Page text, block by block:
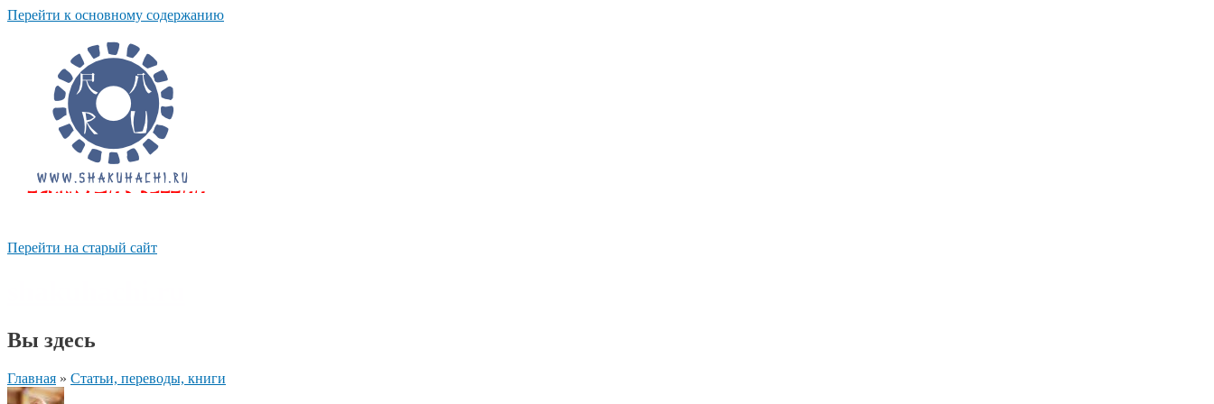
Перейти к основному содержанию
Перейти на старый сайт
Вы здесь
Главная » Статьи, переводы, книги